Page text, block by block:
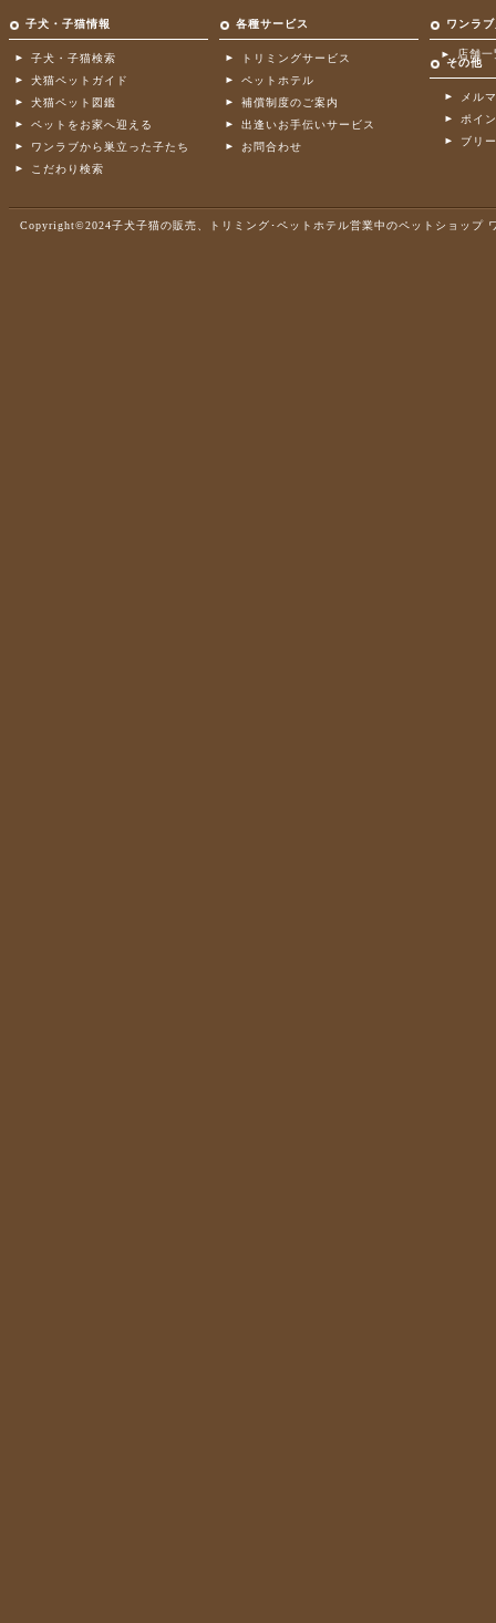
子犬・子猫情報 各種サービス ワンラ
子犬・子猫検索
犬猫ペットガイド
犬猫ペット図鑑
ペットをお家へ迎える
ワンラブから巣立った子たち
こだわり検索
トリミングサービス
ペットホテル
補償制度のご案内
出逢いお手伝いサービス
お問合わせ
店舗一
その他
メル
ポイ
ブリ
Copyright©2024子犬子猫の販売、トリミング･ペットホテル営業中のペットショップ